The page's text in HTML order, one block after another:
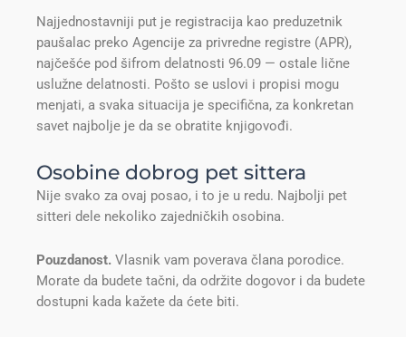
Najjednostavniji put je registracija kao preduzetnik
paušalac preko Agencije za privredne registre (APR),
najčešće pod šifrom delatnosti 96.09 — ostale lične
uslužne delatnosti. Pošto se uslovi i propisi mogu
menjati, a svaka situacija je specifična, za konkretan
savet najbolje je da se obratite knjigovođi.
Osobine dobrog pet sittera
Nije svako za ovaj posao, i to je u redu. Najbolji pet
sitteri dele nekoliko zajedničkih osobina.
Pouzdanost. Vlasnik vam poverava člana porodice.
Morate da budete tačni, da održite dogovor i da budete
dostupni kada kažete da ćete biti.